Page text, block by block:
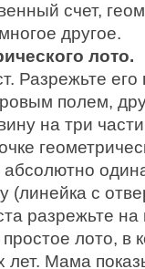
счет,
другое.
лото.
Разрежьте
полем,
на три
(линейка с
разрежьте на
лото, в
Мама